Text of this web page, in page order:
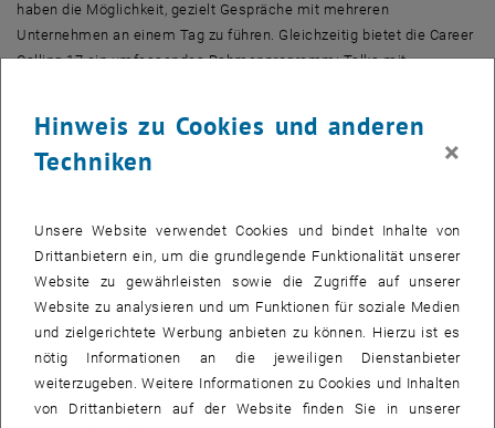
haben die Möglichkeit, gezielt Gespräche mit mehreren
Unternehmen an einem Tag zu führen. Gleichzeitig bietet die Career
Calling 17 ein umfassendes Rahmenprogramm: Talks mit
sowie Konzernkarrieren. Dieses Jahr neu: Die Speed Networking
Area.
Reed Messe Wien, Halle D
Trabrennstraße 7
1020 Wien
Anmeldung und Bewerbung für Einzelgespräche sowie kostenloses
Eintrittsticket unter
<link http: www.careercalling.at _blank>www.careercalling.at
Hinweis zu Cookies und anderen
Techniken
×
Unsere Website verwendet Cookies und bindet Inhalte von
Drittanbietern ein, um die grundlegende Funktionalität unserer
Website zu gewährleisten sowie die Zugriffe auf unserer
Website zu analysieren und um Funktionen für soziale Medien
und zielgerichtete Werbung anbieten zu können. Hierzu ist es
nötig Informationen an die jeweiligen Dienstanbieter
weiterzugeben. Weitere Informationen zu Cookies und Inhalten
von Drittanbietern auf der Website finden Sie in unserer